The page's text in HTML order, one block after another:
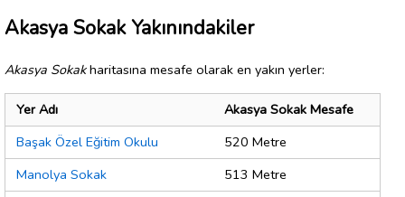
Akasya Sokak Yakınındakiler
Akasya Sokakharitasına mesafe olarak en yakın yerler:
Yer Adı
Akasya Sokak Mesafe
Başak Özel Eğitim Okulu
520 Metre
Manolya Sokak
513 Metre